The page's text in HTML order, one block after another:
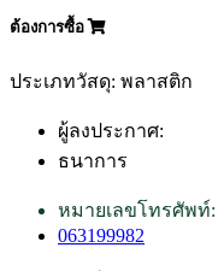
ต้องการซื้อ
ประเภทวัสดุ: พลาสติก
ผู้ลงประกาศ:
ธนาการ
หมายเลขโทรศัพท์:
063199982